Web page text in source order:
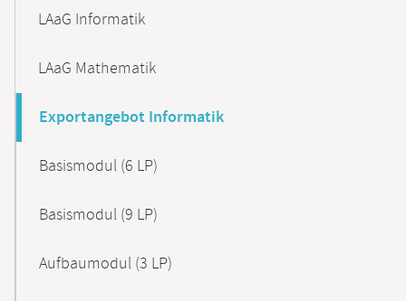
LAaG Informatik
LAaG Mathematik
Exportangebot Informatik
Basismodul (6 LP)
Basismodul (9 LP)
Aufbaumodul (3 LP)